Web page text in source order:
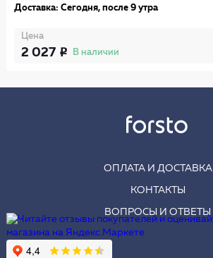
Доставка: Сегодня, после 9 утра
Цена
2 027 В наличии
ОПЛАТА И ДОСТАВКА
КОНТАКТЫ
ВОПРОСЫ И ОТВЕТЫ